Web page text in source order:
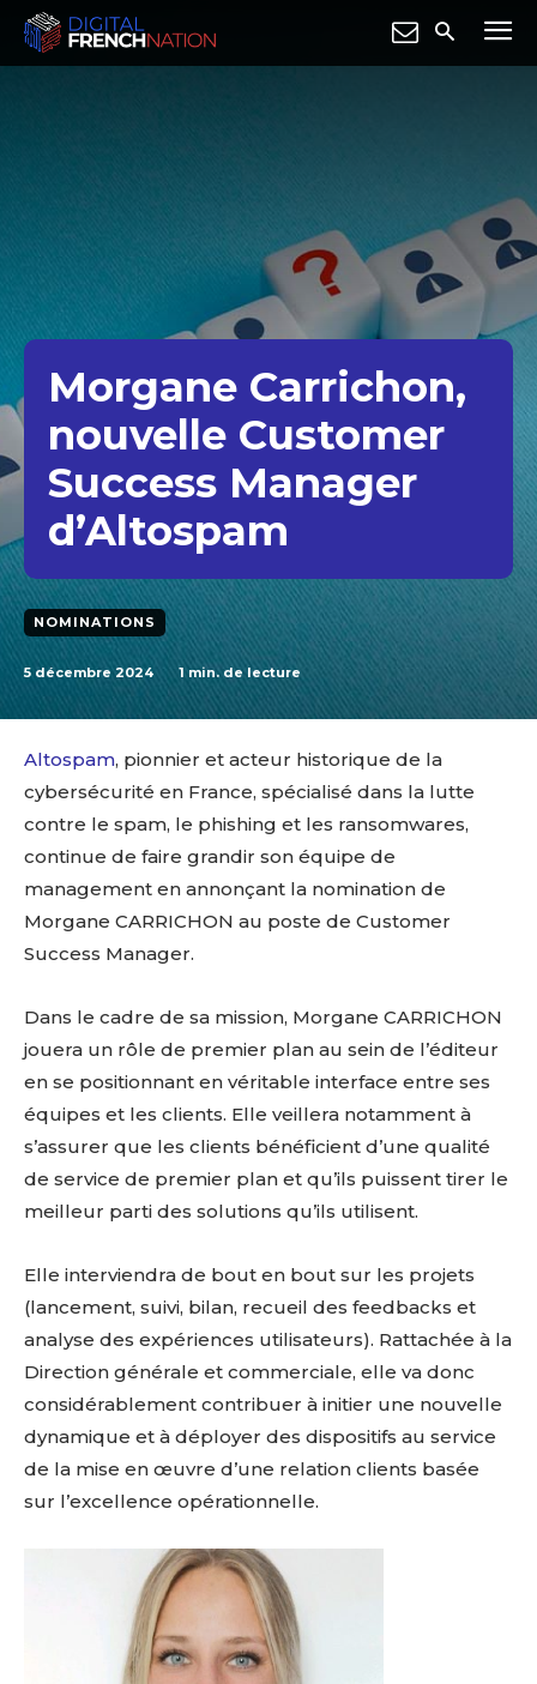
Morgane Carrichon,
nouvelle Customer
Success Manager
d’Altospam
NOMINATIONS
5 décembre 2024 1 min. de lecture
Altospam, pionnier et acteur historique de la
cybersécurité en France, spécialisé dans la lutte
contre le spam, le phishing et les ransomwares,
continue de faire grandir son équipe de
management en annonçant la nomination de
Morgane CARRICHON au poste de Customer
Success Manager.
Dans le cadre de sa mission, Morgane CARRICHON
jouera un rôle de premier plan au sein de l’éditeur
en se positionnant en véritable interface entre ses
équipes et les clients. Elle veillera notamment à
s’assurer que les clients bénéficient d’une qualité
de service de premier plan et qu’ils puissent tirer le
meilleur parti des solutions qu’ils utilisent.
Elle interviendra de bout en bout sur les projets
(lancement, suivi, bilan, recueil des feedbacks et
analyse des expériences utilisateurs). Rattachée à la
Direction générale et commerciale, elle va donc
considérablement contribuer à initier une nouvelle
dynamique et à déployer des dispositifs au service
de la mise en œuvre d’une relation clients basée
sur l’excellence opérationnelle.